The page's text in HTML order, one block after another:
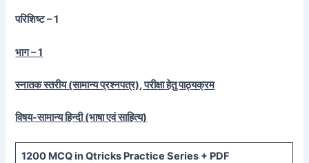
परिशिष्ट – 1
भाग – 1
स्नातक स्तरीय (सामान्य प्रश्नपत्र), परीक्षा हेतु पाठ्यक्रम
विषय-सामान्य हिन्दी (भाषा एवं साहित्य)
1200 MCQ in Qtricks Practice Series + PDF